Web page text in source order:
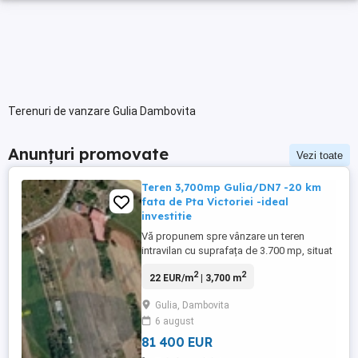
Terenuri de vanzare Gulia Dambovita
Anunțuri promovate Vezi toate
Teren 3,700mp Gulia/DN7 -20 km
fata de Pta Victoriei -ideal
investitie
Vă propunem spre vânzare un teren
intravilan cu suprafața de 3.700 mp, situat
160 m de DN7, la aprox 20 kml de Piata
stradal generos de 23,18 ml și are acces
facil atât din Strada Libertății (prin sensul
giratoriu DN7 ...
22 EUR/m2| 3,700 m2
Gulia, Dambovita
6 august
81 400 EUR